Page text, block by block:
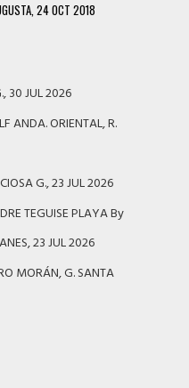
24 OCT 2018
30 JUL 2026
ANDA. ORIENTAL, R.
G., 23 JUL 2026
TEGUISE PLAYA By
23 JUL 2026
MORÁN, G. SANTA